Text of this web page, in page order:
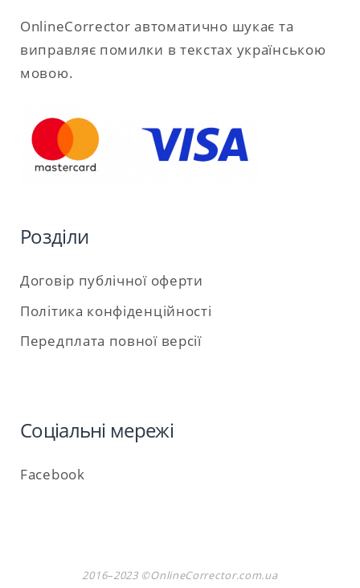
OnlineCorrector автоматично шукає та
виправляє помилки в текстах українською
мовою.
Розділи
Договір публічної оферти
Політика конфіденційності
Передплата повної версії
Соціальні мережі
Facebook
2016–2023 ©OnlineCorrector.com.ua